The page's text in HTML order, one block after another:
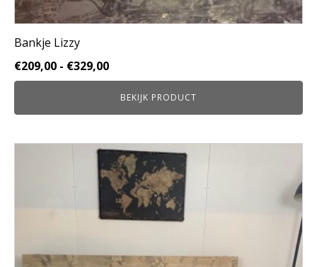
Bankje Lizzy
€209,00 - €329,00Prijsklasse:
€209,00
tot
€329,00
BEKIJK PRODUCT
kan